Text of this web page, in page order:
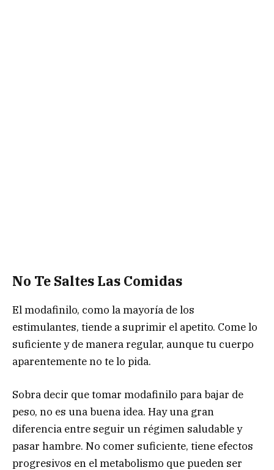
No Te Saltes Las Comidas
El modafinilo, como la mayoría de los
estimulantes, tiende a suprimir el apetito. Come lo
suficiente y de manera regular, aunque tu cuerpo
aparentemente no te lo pida.
Sobra decir que tomar modafinilo para bajar de
peso, no es una buena idea. Hay una gran
diferencia entre seguir un régimen saludable y
pasar hambre. No comer suficiente, tiene efectos
progresivos en el metabolismo que pueden ser